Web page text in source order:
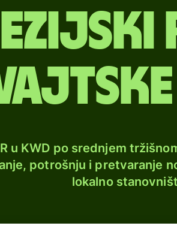
u KWD po srednjem
potrošnju i pretvaranje
lokalno